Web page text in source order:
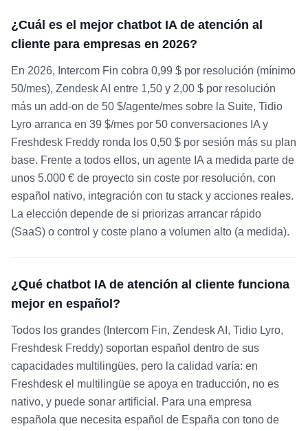
¿Cuál es el mejor chatbot IA de atención al
cliente para empresas en 2026?
En 2026, Intercom Fin cobra 0,99 $ por resolución (mínimo
50/mes), Zendesk AI entre 1,50 y 2,00 $ por resolución
más un add-on de 50 $/agente/mes sobre la Suite, Tidio
Lyro arranca en 39 $/mes por 50 conversaciones IA y
Freshdesk Freddy ronda los 0,50 $ por sesión más su plan
base. Frente a todos ellos, un agente IA a medida parte de
unos 5.000 € de proyecto sin coste por resolución, con
español nativo, integración con tu stack y acciones reales.
La elección depende de si priorizas arrancar rápido
(SaaS) o control y coste plano a volumen alto (a medida).
¿Qué chatbot IA de atención al cliente funciona
mejor en español?
Todos los grandes (Intercom Fin, Zendesk AI, Tidio Lyro,
Freshdesk Freddy) soportan español dentro de sus
capacidades multilingües, pero la calidad varía: en
Freshdesk el multilingüe se apoya en traducción, no es
nativo, y puede sonar artificial. Para una empresa
española que necesita español de España con tono de